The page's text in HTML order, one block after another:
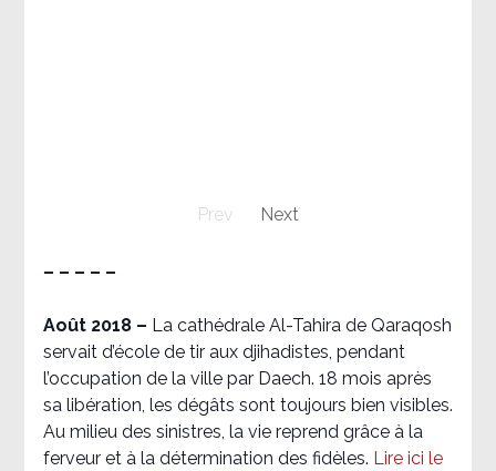
Prev Next
– – – – –
Août 2018 – La cathédrale Al-Tahira de Qaraqosh
servait d’école de tir aux djihadistes, pendant
l’occupation de la ville par Daech. 18 mois après
sa libération, les dégâts sont toujours bien visibles.
Au milieu des sinistres, la vie reprend grâce à la
ferveur et à la détermination des fidèles. Lire ici le